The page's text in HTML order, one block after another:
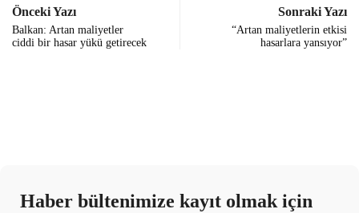
Önceki Yazı
Balkan: Artan maliyetler
ciddi bir hasar yükü getirecek
Sonraki Yazı
“Artan maliyetlerin etkisi
hasarlara yansıyor”
Haber bültenimize kayıt olmak için